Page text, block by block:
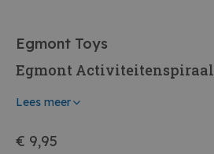
Egmont Toys
Egmont
Lees meer
€ 9,95